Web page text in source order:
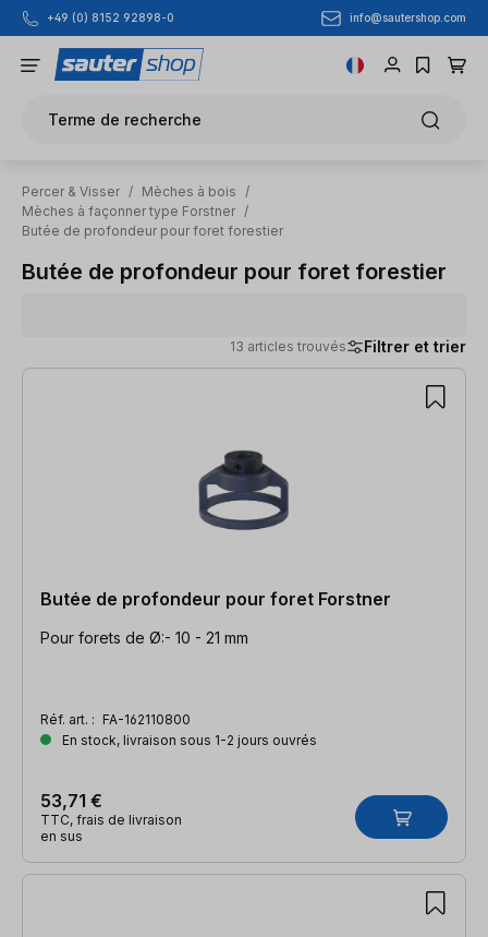
Passer au contenu principal
+49 (0) 8152 92898-0 info@sautershop.com
Terme de recherche
Percer & Visser / Mèches à bois
/
Mèches à façonner type Forstner /
Butée de profondeur pour foret forestier
Butée de profondeur pour foret forestier
13 articles trouvés Filtrer et trier
13 articles trouvés
Butée de profondeur pour foret Forstner
Pour forets de Ø:- 10 - 21 mm
Réf. art. : FA-162110800
En stock, livraison sous 1-2 jours ouvrés
53,71 €
TTC, frais de livraison
en sus